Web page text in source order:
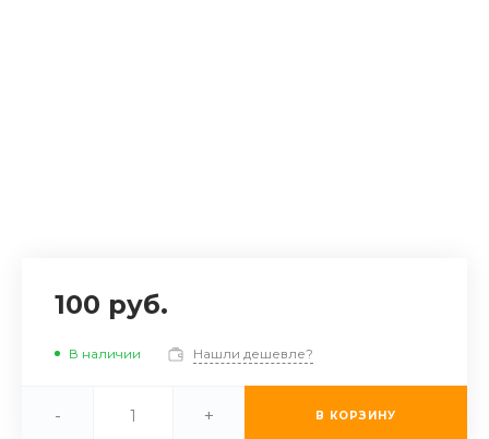
100 руб.
В наличии Нашли дешевле?
- + В КОРЗИНУ